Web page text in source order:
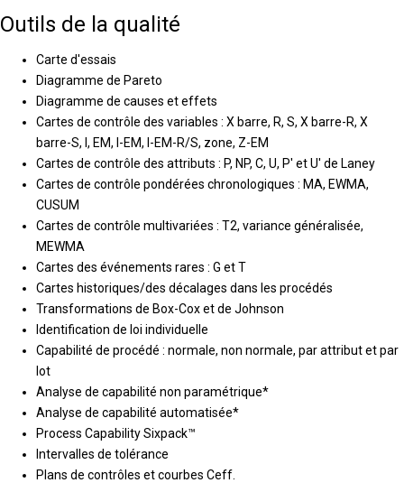
Outils de la qualité
Carte d'essais
Diagramme de Pareto
Diagramme de causes et effets
Cartes de contrôle des variables : X barre, R, S, X barre-R, X
barre-S, I, EM, I-EM, I-EM-R/S, zone, Z-EM
Cartes de contrôle des attributs : P, NP, C, U, P' et U' de Laney
Cartes de contrôle pondérées chronologiques : MA, EWMA,
CUSUM
Cartes de contrôle multivariées : T2, variance généralisée,
MEWMA
Cartes des événements rares : G et T
Cartes historiques/des décalages dans les procédés
Transformations de Box-Cox et de Johnson
Identification de loi individuelle
Capabilité de procédé : normale, non normale, par attribut et par
lot
Analyse de capabilité non paramétrique*
Analyse de capabilité automatisée*
Process Capability Sixpack™
Intervalles de tolérance
Plans de contrôles et courbes Ceff.